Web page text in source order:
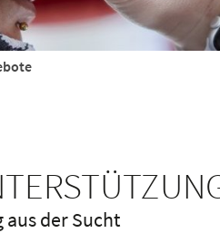
aus der Sucht